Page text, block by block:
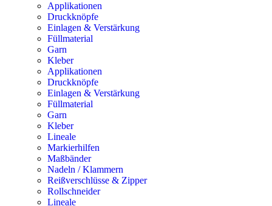
Applikationen
Druckknöpfe
Einlagen & Verstärkung
Füllmaterial
Garn
Kleber
Applikationen
Druckknöpfe
Einlagen & Verstärkung
Füllmaterial
Garn
Kleber
Lineale
Markierhilfen
Maßbänder
Nadeln / Klammern
Reißverschlüsse & Zipper
Rollschneider
Lineale